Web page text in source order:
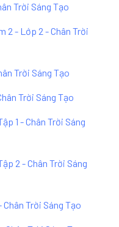
Trời Sáng Tạo
2 - Lớp 2 - Chân Trời
Trời Sáng Tạo
Trời Sáng Tạo
1 - Chân Trời Sáng
2 - Chân Trời Sáng
Trời Sáng Tạo